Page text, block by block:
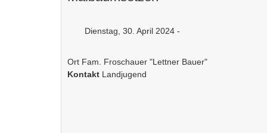
Dienstag, 30. April 2024 -
Ort Fam. Froschauer "Lettner Bauer"
Kontakt Landjugend